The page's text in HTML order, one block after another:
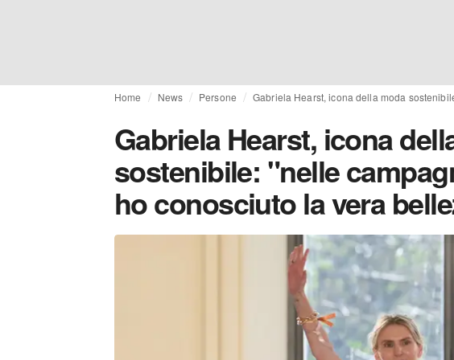
Home News Persone Gabriela Hearst, icona della moda
Gabriela Hearst, icona
sostenibile: "nelle
ho conosciuto la vera